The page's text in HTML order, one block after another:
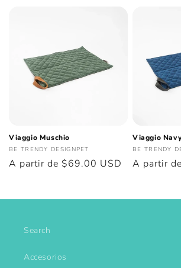
Viaggio Muschio
Proveedor:
BE TRENDY DESIGNPET
Precio
A partir de $69.00 USD
Viaggio Navy
Proveedor:
BE TRENDY
Precio
A partir
Search
Accesorios